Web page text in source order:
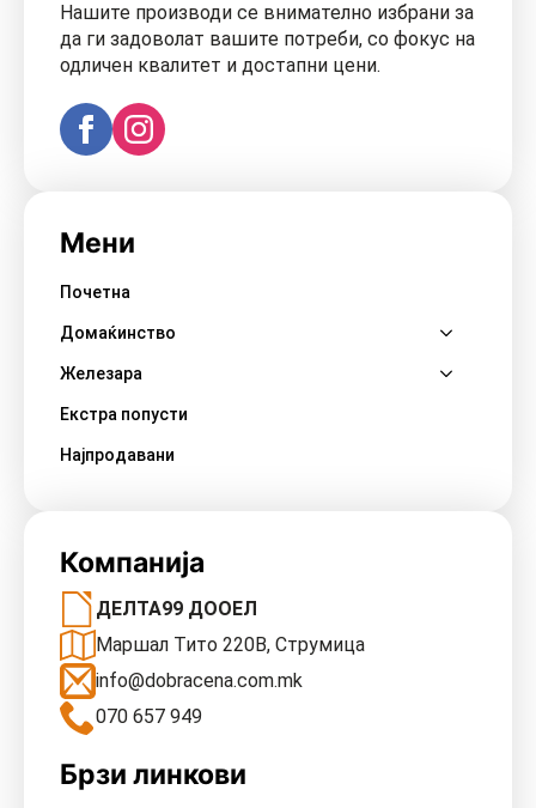
Нашите производи се внимателно избрани за
да ги задоволат вашите потреби, со фокус на
одличен квалитет и достапни цени.
Мени
Почетна
Домаќинство
Железара
Екстра попусти
Најпродавани
Компанија
ДЕЛТА99 ДООЕЛ
Маршал Тито 220В, Струмица
info@dobracena.com.mk
070 657 949
Брзи линкови